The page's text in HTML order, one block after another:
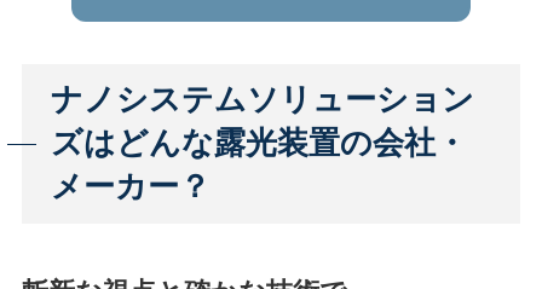
ナノシステムソリューション
ズはどんな露光装置の会社・
メーカー？